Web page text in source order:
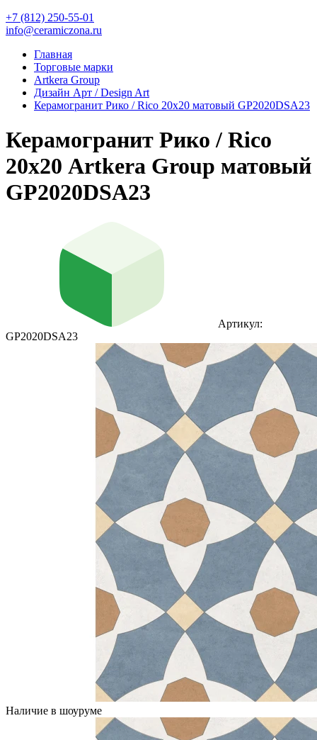
+7 (812) 250-55-01
info@ceramiczona.ru
Главная
Торговые марки
Artkera Group
Дизайн Арт / Design Art
Керамогранит Рико / Rico 20х20 матовый GP2020DSA23
Керамогранит Рико / Rico
20х20 Artkera Group матовый
GP2020DSA23
Артикул:
GP2020DSA23
Наличие в шоуруме